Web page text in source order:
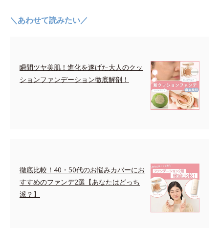
＼あわせて読みたい／
瞬間ツヤ美肌！進化を遂げた大人のクッ
ションファンデーション徹底解剖！
徹底比較！40・50代のお悩みカバーにお
すすめのファンデ2選【あなたはどっち
派？】